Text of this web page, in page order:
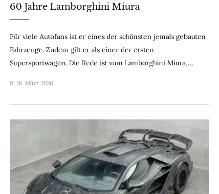
60 Jahre Lamborghini Miura
Für viele Autofans ist er eines der schönsten jemals gebauten
Fahrzeuge. Zudem gilt er als einer der ersten
Supersportwagen. Die Rede ist vom Lamborghini Miura,…
18. März 2026